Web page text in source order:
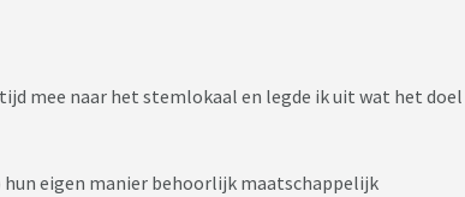
mee naar het stemlokaal en legde ik uit wat het doel
hun eigen manier behoorlijk maatschappelijk